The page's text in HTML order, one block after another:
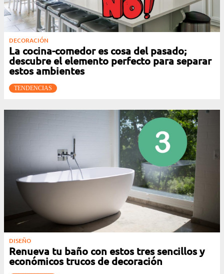
DECORACIÓN
La cocina-comedor es cosa del pasado;
descubre el elemento perfecto para separar
estos ambientes
TENDENCIAS
DISEÑO
Renueva tu baño con estos tres sencillos y
económicos trucos de decoración